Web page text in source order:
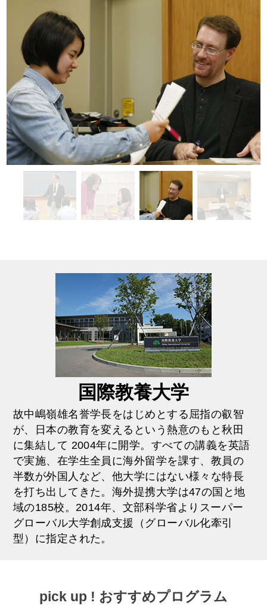
国際教養大学
故中嶋嶺雄名誉学長をはじめとする屈指の叡智
が、日本の教育を変えるという熱意のもと秋田
に集結して 2004年に開学。すべての講義を英語
で実施、在学生全員に海外留学を課す、教員の
半数が外国人など、他大学にはない様々な特長
を打ち出してきた。海外提携大学は47の国と地
域の185校。2014年、文部科学省よりスーパー
グローバル大学創成支援（グローバル化牽引
型）に指定された。
pick up ! おすすめプログラム